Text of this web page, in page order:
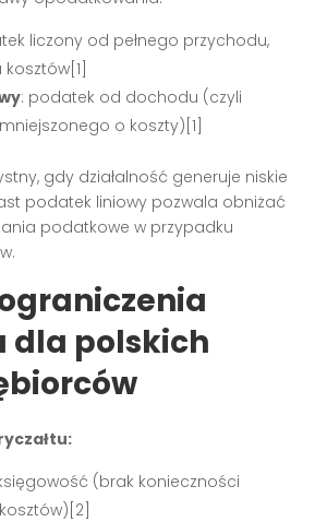
liczony od pełnego przychodu,
: podatek od dochodu (czyli
o koszty)[1]
gdy działalność generuje niskie
podatek liniowy pozwala obniżać
podatkowe w przypadku
dla polskich
(brak konieczności